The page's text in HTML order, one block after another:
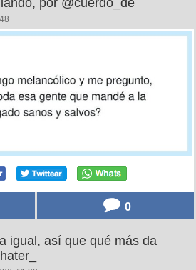
por @cuerdo_de
0
igual, así que qué más da